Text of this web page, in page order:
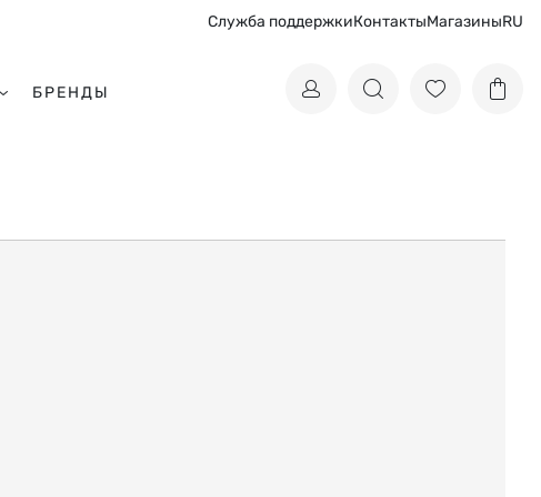
Служба поддержкиКонтактыМагазиныRU
БРЕНДЫ